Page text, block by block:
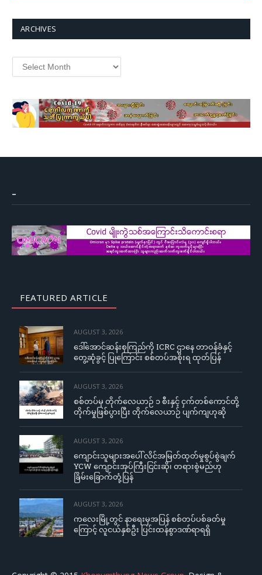
ARCHIVES
–
FEATURED ARTICLE
AUGUST 3, 2026
ဒေါ်အောင်ဆန်းစုကြည်ကို ICRC ဌာနေ တာဝန်ခံနှင့်
တွေ့ဆုံခွင့် ပြုကြောင်း စစ်တပ်အစိုးရ ထုတ်ပြန်
AUGUST 3, 2026
စစ်တပ်မှ တိုက်လေယာဉ် ၁ စီးနှင့် ငှက်တစ်ကောင်တို့
တိုက်မှုဖြစ်ပွားပြီး တိုက်လေယာဉ် ပျက်ကျဟုဆို
AUGUST 3, 2026
ကျောင်းသူများအပေါ် လိင်အမြတ်ထုတ်မှုစွပ်စွဲချက်
YCW ကျောင်းအုပ်ကြီးငြင်းဆို၊ တရားစွဲမည်ဟု
ခြိမ်းခြောက်တုံ့ပြန်
AUGUST 3, 2026
ကလေးမြို့တွင် နာရေးမှအပြန် စစ်တပ်ပစ်ခတ်မှု
ကြောင့် လူငယ်နှစ်ဦး ပြင်းထန်စွာဒဏ်ရာရရှိ